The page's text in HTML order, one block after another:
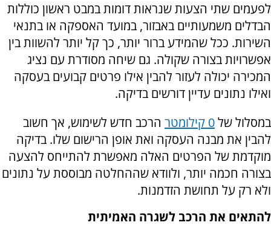
לפעמים שתי הצעות שנראות דומות במבט ראשון כוללות
הבדלים משמעותיים באבזור, במועד האספקה או בתנאי
השירות. ככל שהמידע ברור יותר, כך קל יותר להשוות בין
אפשרויות בצורה שקולה. גם שיחה מסודרת עם נציג
המכירה יכולה לעזור להבין אילו פרטים קבועים בעסקה
ואילו נתונים עדיין דורשים בדיקה.
במסלול של0 קילומטר
הרכב חדש לשימוש, אך חשוב
להבין את מבנה העסקה ואת אופן הרישום שלו. בדיקה
מוקדמת של הפרטים האלה מאפשרת להתייחס להצעה
בצורה חכמה יותר, ולוודא שההחלטה מבוססת על נתונים
ולא רק על תחושת הזדמנות.
להתאים את הרכב לשגרה האמיתית